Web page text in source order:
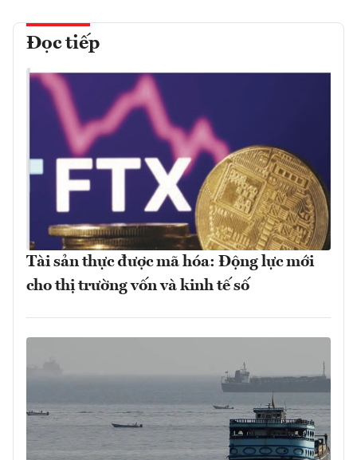
Đọc tiếp
Tài sản thực được mã hóa: Động lực mới
cho thị trường vốn và kinh tế số